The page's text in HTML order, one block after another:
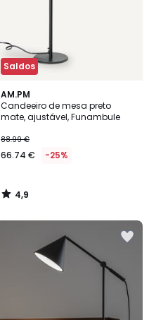
Saldos
AM.PM
Candeeiro de mesa preto
mate, ajustável, Funambule
88.99 €
66.74 € -25%
4,9
/ 5
4,9
/